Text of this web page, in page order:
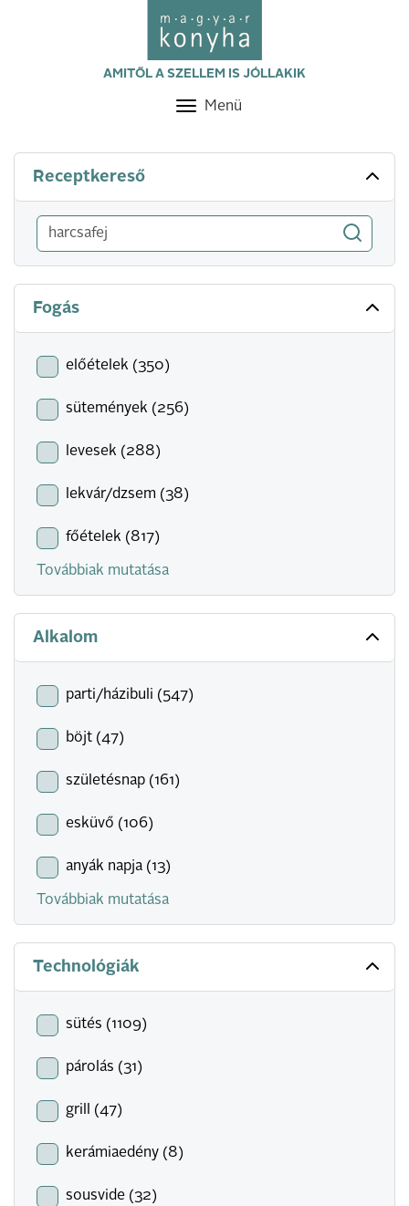
AMITŐL A SZELLEM IS JÓLLAKIK
Toggle
Menü
Receptkereső
Fogás
előételek (350)
sütemények (256)
levesek (288)
lekvár/dzsem (38)
főételek (817)
Továbbiak mutatása
Alkalom
parti/házibuli (547)
böjt (47)
születésnap (161)
esküvő (106)
anyák napja (13)
Továbbiak mutatása
Technológiák
sütés (1109)
párolás (31)
grill (47)
kerámiaedény (8)
sousvide (32)